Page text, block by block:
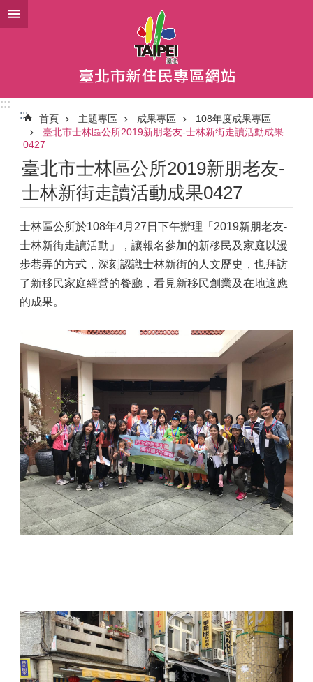
跳到主要內容區塊
:::
:::
首頁 主題專區 成果專區
108年度成果專區
臺北市士林區公所2019新朋老友-士林新街走讀活動成果
0427
臺北市士林區公所2019新朋老友-
士林新街走讀活動成果0427
士林區公所於108年4月27日下午辦理「2019新朋老友-
士林新街走讀活動」，讓報名參加的新移民及家庭以漫
步巷弄的方式，深刻認識士林新街的人文歷史，也拜訪
了新移民家庭經營的餐廳，看見新移民創業及在地適應
的成果。